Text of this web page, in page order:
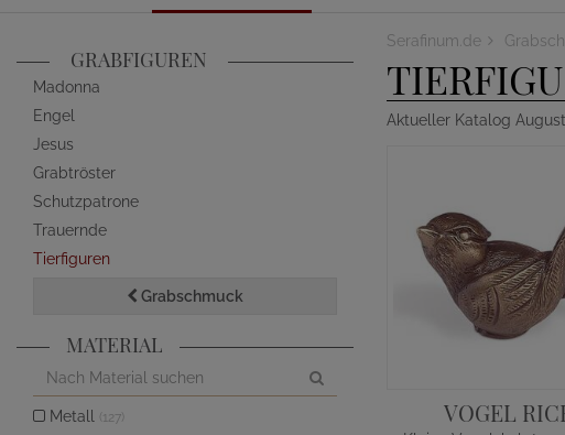
Serafinum.de
Aktueller Katalog
VOGEL
GRABFIGUREN
Madonna
Engel
Jesus
Grabtröster
Schutzpatrone
Trauernde
Tierfiguren
Grabschmuck
MATERIAL
Metall (127)